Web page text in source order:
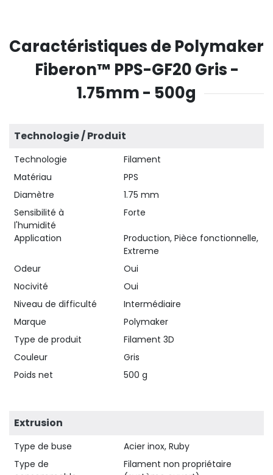
Caractéristiques de Polymaker
Fiberon™ PPS-GF20 Gris -
1.75mm - 500g
Technologie / Produit
Technologie
Filament
Matériau
PPS
Diamètre
1.75 mm
Sensibilité à
l'humidité
Forte
Application
Production, Pièce fonctionnelle,
Extreme
Odeur
Oui
Nocivité
Oui
Niveau de difficulté
Intermédiaire
Marque
Polymaker
Type de produit
Filament 3D
Couleur
Gris
Poids net
500 g
Extrusion
Type de buse
Acier inox, Ruby
Type de
Filament non propriétaire